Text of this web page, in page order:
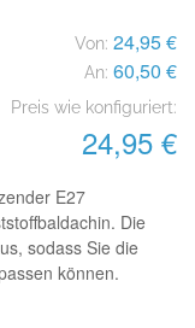
Von: 24,95 €
An: 60,50 €
Preis wie konfiguriert:
24,95 €
E27
Die
sodass Sie die
können.